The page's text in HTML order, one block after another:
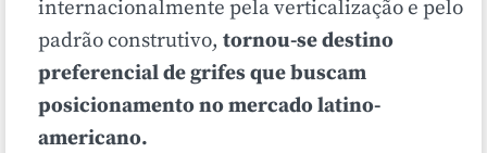
internacionalmente pela verticalização e pelo
padrão construtivo, tornou-se destino
preferencial de grifes que buscam
posicionamento no mercado latino-
americano.